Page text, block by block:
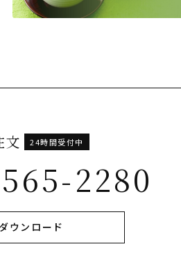
文
2280
24時間受付中
ウンロード